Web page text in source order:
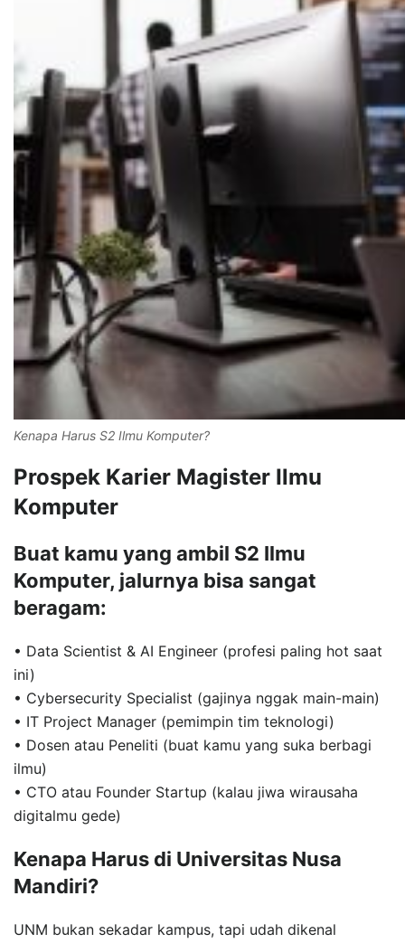
Kenapa Harus S2 Ilmu Komputer?
Prospek Karier Magister Ilmu
Komputer
Buat kamu yang ambil S2 Ilmu
Komputer, jalurnya bisa sangat
beragam:
• Data Scientist & AI Engineer (profesi paling hot saat
ini)
• Cybersecurity Specialist (gajinya nggak main-main)
• IT Project Manager (pemimpin tim teknologi)
• Dosen atau Peneliti (buat kamu yang suka berbagi
ilmu)
• CTO atau Founder Startup (kalau jiwa wirausaha
digitalmu gede)
Kenapa Harus di Universitas Nusa
Mandiri?
UNM bukan sekadar kampus, tapi udah dikenal